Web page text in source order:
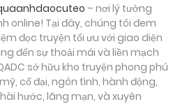
– nơi lý tưởng
online! Tại đây, chúng tôi đem
đọc truyện tối ưu với giao diện
đến sự thoải mái và liền mạch
sở hữu kho truyện phong phú
cổ đại, ngôn tình, hành động,
hước, lãng mạn, và xuyên